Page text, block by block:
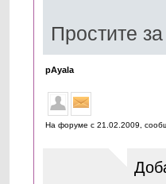
Простите
pAyala
На форуме с 21.02.2009,